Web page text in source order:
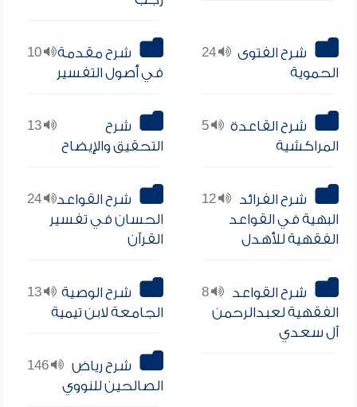
24
شرح الفتوى
الحموية
10
شرح مقدمة
في أصول التفسير
5
شرح القاعدة
المراكشية
13
شرح
التحقيق والإيضاح
12
شرح الفرائد
البهية في القواعد
الفقهية للأهدل
24
شرح القواعد
الحسان في تفسير
القرآن
8
شرح القواعد
الفقهية لعبدالرحمن
آل سعدي
13
شرح الوصية
الجامعة لابن تيمية
146
شرح رياض
الصالحين للنووي